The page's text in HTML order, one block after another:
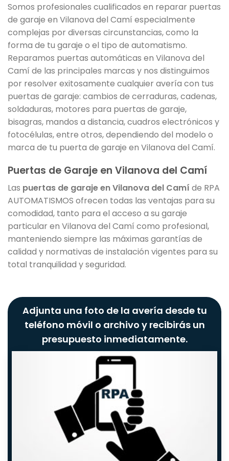
Somos profesionales cualificados en reparar puertas
de garaje en Vilanova del Camí especialmente
complejas por diversas circunstancias, como la
forma de tu garaje o el tipo de automatismo.
Reparamos puertas automáticas en Vilanova del
Camí de las principales marcas y nos distinguimos
por resolver exitosamente cualquier avería con tus
puertas de garaje: cambios de cerraduras, cadenas,
soldaduras, motores para puertas de garaje,
bisagras, mandos a distancia, cuadros electrónicos y
fotocélulas, entre otros, dependiendo del modelo o
marca de tu puerta de garaje en Vilanova del Camí.
Puertas de Garaje en Vilanova del Camí
Las puertas de garaje en Vilanova del Camí de RPA
AUTOMATISMOS ofrecen todas las ventajas para su
comodidad, tanto para el acceso a su garaje
particular en Vilanova del Camí como profesional,
manteniendo siempre las máximas garantías de
calidad y normativas de instalación vigentes para su
total tranquilidad y seguridad.
Adjunta una foto de la avería desde tu
teléfono móvil o archivo y recibirás un
presupuesto inmediatamente.